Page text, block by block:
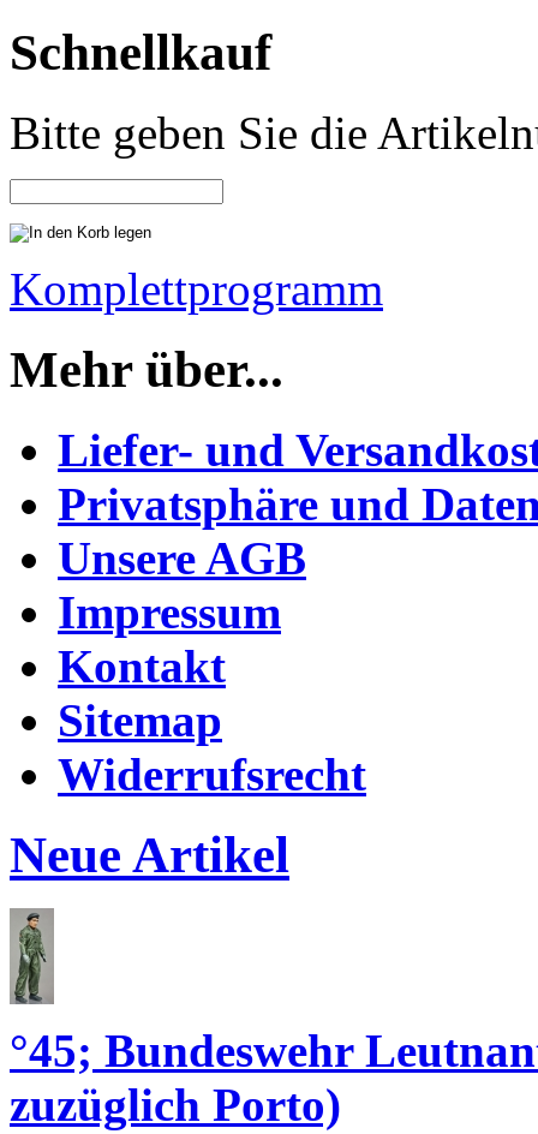
Schnellkauf
Bitte geben Sie die
Komplettprogramm
Mehr über...
Liefer- und
Privatsphäre und
Unsere AGB
Impressum
Kontakt
Sitemap
Widerrufsrecht
Neue Artikel
°45; Bundeswehr
zuzüglich Porto)